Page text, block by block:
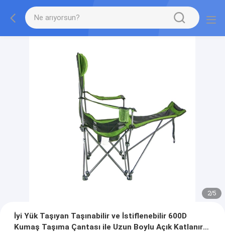
2/5
İyi Yük Taşıyan Taşınabilir ve İstiflenebilir 600D
Kumaş Taşıma Çantası ile Uzun Boylu Açık Katlanır